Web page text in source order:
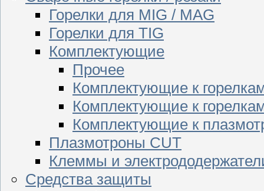
Горелки для MIG / MAG
Горелки для TIG
Комплектующие
Прочее
Комплектующие к
Комплектующие к
Комплектующие к
Плазмотроны CUT
Клеммы и
Средства защиты